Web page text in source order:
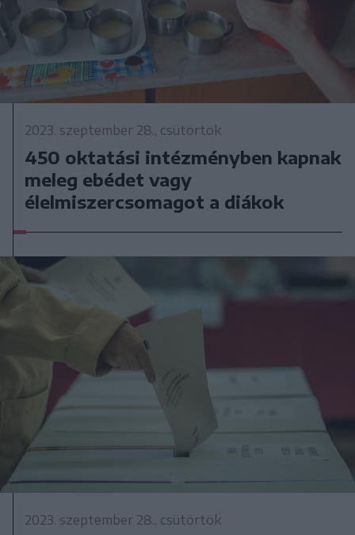
2023. szeptember 28., csütörtök
450 oktatási intézményben kapnak
meleg ebédet vagy
élelmiszercsomagot a diákok
2023. szeptember 28., csütörtök